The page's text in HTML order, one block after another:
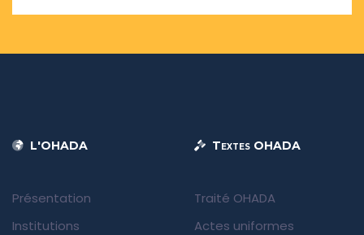
L'OHADA
Présentation
Institutions
Textes OHADA
Traité OHADA
Actes uniformes